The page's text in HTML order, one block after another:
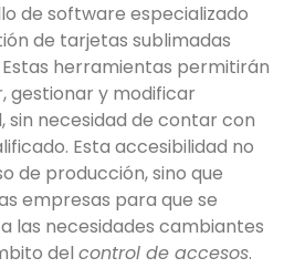
de software especializado
de tarjetas sublimadas
herramientas permitirán
gestionar y modificar
sin necesidad de contar con
Esta accesibilidad no
de producción, sino que
empresas para que se
las necesidades cambiantes
del control de accesos.